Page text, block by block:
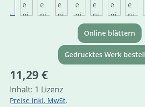
Online blättern
Gedrucktes Werk
Regulärer Preis:
11,29 €
Inhalt: 1 Lizenz
Preise inkl. MwSt.